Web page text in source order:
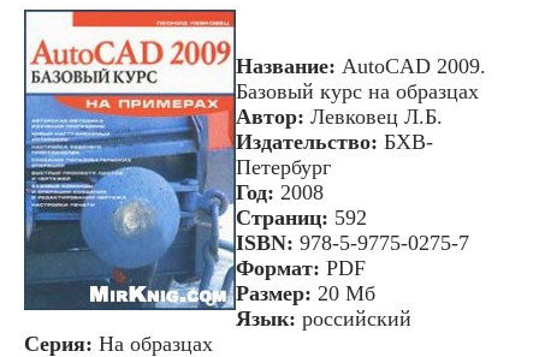
Название: AutoCAD 2009.
Базовый курс на образцах
Автор: Левковец Л.Б.
Издательство: БХВ-
Петербург
Год: 2008
Страниц: 592
ISBN: 978-5-9775-0275-7
Формат: PDF
Размер: 20 Мб
Язык: российский
Серия: На образцах